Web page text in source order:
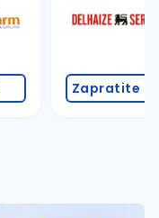
Zapratite